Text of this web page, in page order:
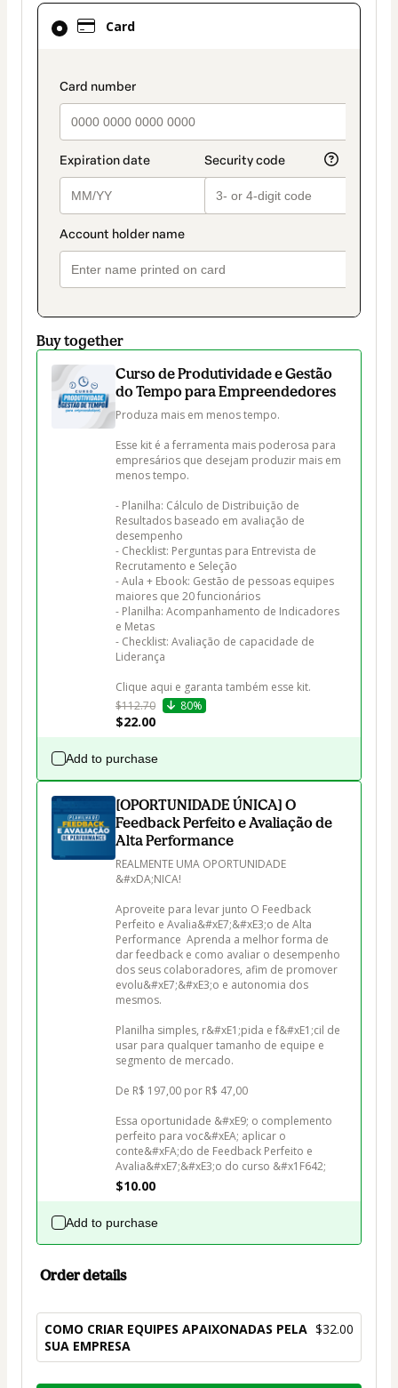
Card
payment_data.section_title_v2
Card
selected
method
Buy together
Curso de Produtividade e Gestão
do Tempo para Empreendedores
Produza mais em menos tempo.
Esse kit é a ferramenta mais poderosa para
empresários que desejam produzir mais em
menos tempo.
- Planilha: Cálculo de Distribuição de
Resultados baseado em avaliação de
desempenho
- Checklist: Perguntas para Entrevista de
Recrutamento e Seleção
- Aula + Ebook: Gestão de pessoas equipes
maiores que 20 funcionários
- Planilha: Acompanhamento de Indicadores
e Metas
- Checklist: Avaliação de capacidade de
Liderança
Clique aqui e garanta também esse kit.
$112.70
80%
$22.00
Add to purchase
[OPORTUNIDADE ÚNICA] O
Feedback Perfeito e Avaliação de
Alta Performance
REALMENTE UMA OPORTUNIDADE
&#xDA;NICA!
Aproveite para levar junto O Feedback
Perfeito e Avalia&#xE7;&#xE3;o de Alta
Performance  Aprenda a melhor forma de
dar feedback e como avaliar o desempenho
dos seus colaboradores, afim de promover
evolu&#xE7;&#xE3;o e autonomia dos
mesmos.
Planilha simples, r&#xE1;pida e f&#xE1;cil de
usar para qualquer tamanho de equipe e
segmento de mercado.
De R$ 197,00 por R$ 47,00
Essa oportunidade &#xE9; o complemento
perfeito para voc&#xEA; aplicar o
conte&#xFA;do de Feedback Perfeito e
Avalia&#xE7;&#xE3;o do curso &#x1F642;
$10.00
Add to purchase
Order details
COMO CRIAR EQUIPES APAIXONADAS PELA
SUA EMPRESA
$32.00